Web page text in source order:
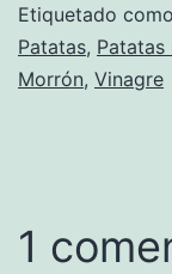
Etiquetado como
Patatas, Patatas
Morrón, Vinagre
1